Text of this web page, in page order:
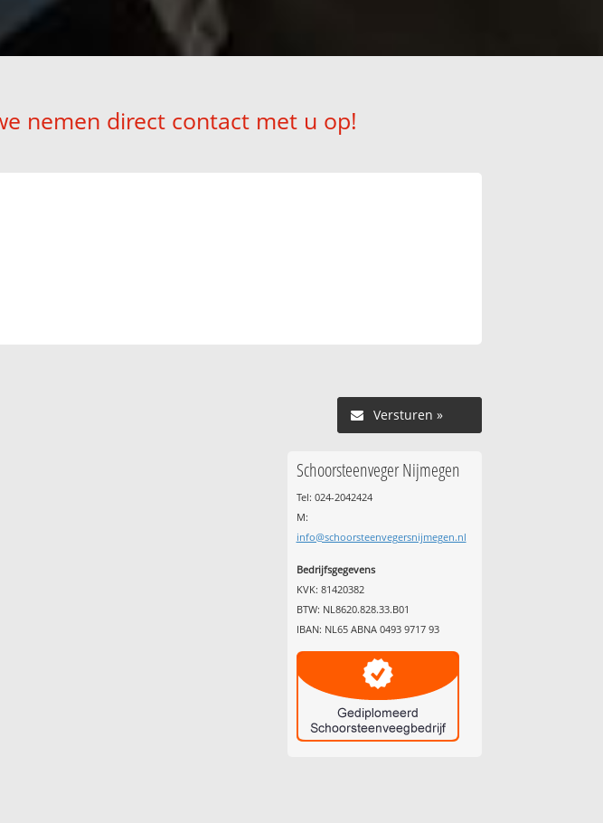
nemen direct contact met u op!
Versturen »
Schoorsteenveger Nijmegen
Tel: 024-2042424
M:
info@schoorsteenvegersnijmegen.nl
Bedrijfsgegevens
KVK: 81420382
BTW: NL8620.828.33.B01
IBAN: NL65 ABNA 0493 9717 93